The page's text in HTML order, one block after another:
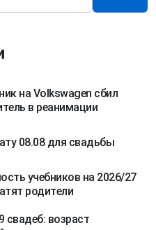
на Volkswagen сбил
в реанимации
08.08 для свадьбы
учебников на 2026/27
родители
свадеб: возраст